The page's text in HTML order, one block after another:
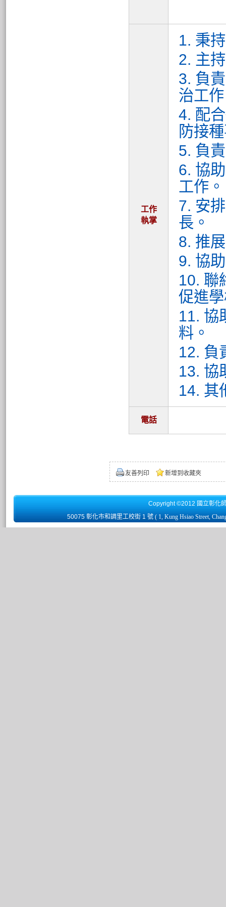
工作
執掌
1. 秉
2. 主
3. 負
治工
4. 配
防接
5. 負
6. 協
工作。
7. 安
長。
8. 推
9. 協
10. 聯
促進
11. 協
料。
12. 負
13. 協
14. 其
電話
友善列印 新增到收藏夾
Copyright ©2012 國立彰化
50075 彰化市和調里工校街 1 號 ( 1, Kung Hsiao Street,